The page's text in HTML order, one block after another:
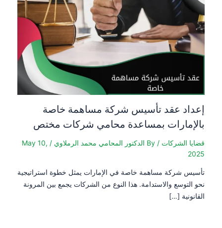
إعداد عقد تأسيس شركة مساهمة خاصة
بالإمارات بمساعدة محامي شركات مختص
قضايا الشركات / By الدكتور المحامي محمد الرملاوي /
May 10,
2025
تأسيس شركة مساهمة خاصة في الإمارات يمثل خطوة استراتيجية
نحو التوسع والاستدامة. هذا النوع من الشركات يجمع بين المرونة
القانونية […]